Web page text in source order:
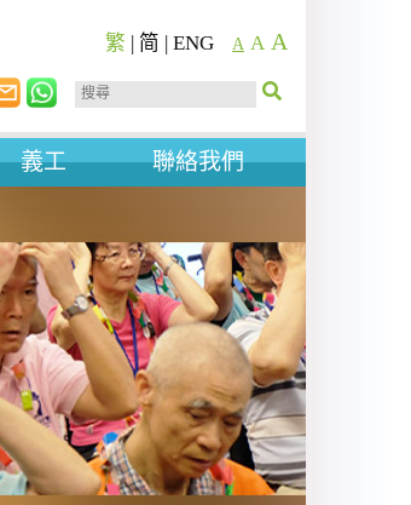
繁 | 简 | ENG A A A
義工 聯絡我們